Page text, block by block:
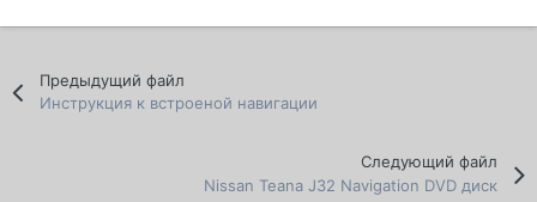
Предыдущий файл
Инструкция к встроеной навигации
Следующий файл
Nissan Teana J32 Navigation DVD диск